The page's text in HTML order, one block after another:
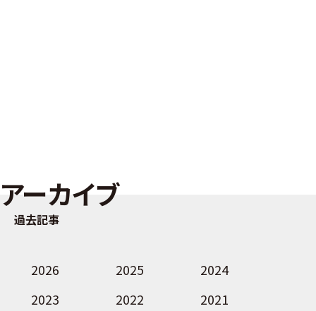
アーカイブ
過去記事
2026 2025
2024
2023
2022
2021